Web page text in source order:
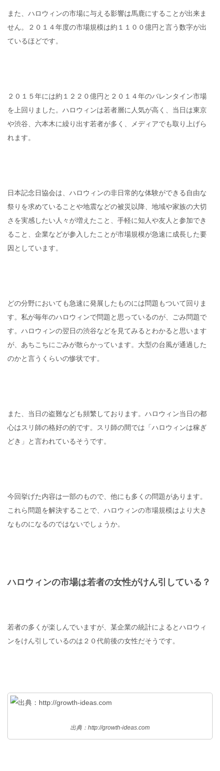
また、ハロウィンの市場に与える影響は馬鹿にすることが出来ま
せん。２０１４年度の市場規模は約１１００億円と言う数字が出
ているほどです。
２０１５年には約１２２０億円と２０１４年のバレンタイン市場
を上回りました。ハロウィンは若者層に人気が高く、当日は東京
や渋谷、六本木に繰り出す若者が多く、メディアでも取り上げら
れます。
日本記念日協会は、ハロウィンの非日常的な体験ができる自由な
祭りを求めていることや地震などの被災以降、地域や家族の大切
さを実感したい人々が増えたこと、手軽に知人や友人と参加でき
ること、企業などが参入したことが市場規模が急速に成長した要
因としています。
どの分野においても急速に発展したものには問題もついて回りま
す。私が毎年のハロウィンで問題と思っているのが、ごみ問題で
す。ハロウィンの翌日の渋谷などを見てみるとわかると思います
が、あちこちにごみが散らかっています。大型の台風が通過した
のかと言うくらいの惨状です。
また、当日の盗難なども頻繁しております。ハロウィン当日の都
心はスリ師の格好の的です。スリ師の間では「ハロウィンは稼ぎ
どき」と言われているそうです。
今回挙げた内容は一部のもので、他にも多くの問題があります。
これら問題を解決することで、ハロウィンの市場規模はより大き
なものになるのではないでしょうか。
ハロウィンの市場は若者の女性がけん引している？
若者の多くが楽しんでいますが、某企業の統計によるとハロウィ
ンをけん引しているのは２０代前後の女性だそうです。
出典：http://growth-ideas.com